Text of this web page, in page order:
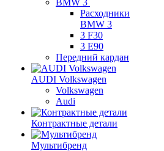
BMW 3
Расходники
BMW 3
3 F30
3 E90
Передний кардан
AUDI Volkswagen
Volkswagen
Audi
Контрактные детали
Мультибренд